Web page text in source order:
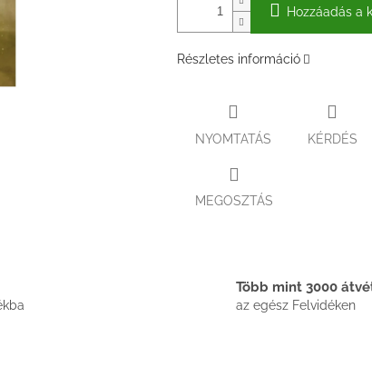
Hozzáadás a
Részletes információ
NYOMTATÁS KÉRDÉS
MEGOSZTÁS
Több mint 3000
az egész Felvidéken